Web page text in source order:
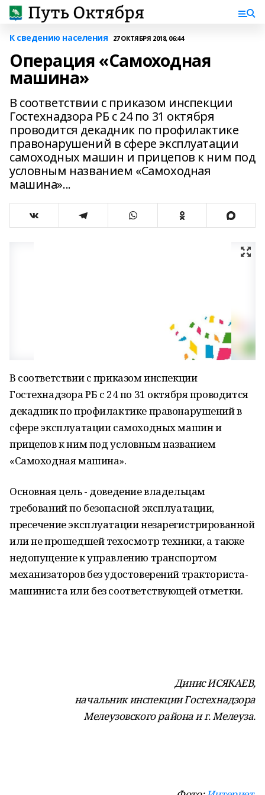
К сведению населения 27 ОКТЯБРЯ 2018, 06:44
Операция «Самоходная
машина»
В соответствии с приказом инспекции
Гостехнадзора РБ с 24 по 31 октября
проводится декадник по профилактике
правонарушений в сфере эксплуатации
самоходных машин и прицепов к ним под
условным названием «Самоходная
машина»...
В соответствии с приказом инспекции
Гостехнадзора РБ с 24 по 31 октября проводится
декадник по профилактике правонарушений в
сфере эксплуатации самоходных машин и
прицепов к ним под условным названием
«Самоходная машина».
Основная цель - доведение владельцам
требований по безопасной эксплуатации,
пресечение эксплуатации незарегистрированной
или не прошедшей техосмотр техники, а также
недопущение к управлению транспортом
механизаторов без удостоверений тракториста-
машиниста или без соответствующей отметки.
Динис ИСЯКАЕВ,
начальник инспекции Гостехнадзора
Мелеузовского района и г. Мелеуза.